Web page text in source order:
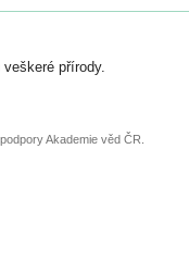
přírody.
Akademie věd ČR.